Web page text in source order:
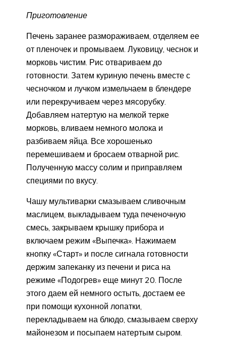
Приготовление
Печень заранее размораживаем, отделяем ее
от пленочек и промываем. Луковицу, чеснок и
морковь чистим. Рис отвариваем до
готовности. Затем куриную печень вместе с
чесночком и лучком измельчаем в блендере
или перекручиваем через мясорубку.
Добавляем натертую на мелкой терке
морковь, вливаем немного молока и
разбиваем яйца. Все хорошенько
перемешиваем и бросаем отварной рис.
Полученную массу солим и приправляем
специями по вкусу.
Чашу мультиварки смазываем сливочным
маслицем, выкладываем туда печеночную
смесь, закрываем крышку прибора и
включаем режим «Выпечка». Нажимаем
кнопку «Старт» и после сигнала готовности
держим запеканку из печени и риса на
режиме «Подогрев» еще минут 20. После
этого даем ей немного остыть, достаем ее
при помощи кухонной лопатки,
перекладываем на блюдо, смазываем сверху
майонезом и посыпаем натертым сыром.